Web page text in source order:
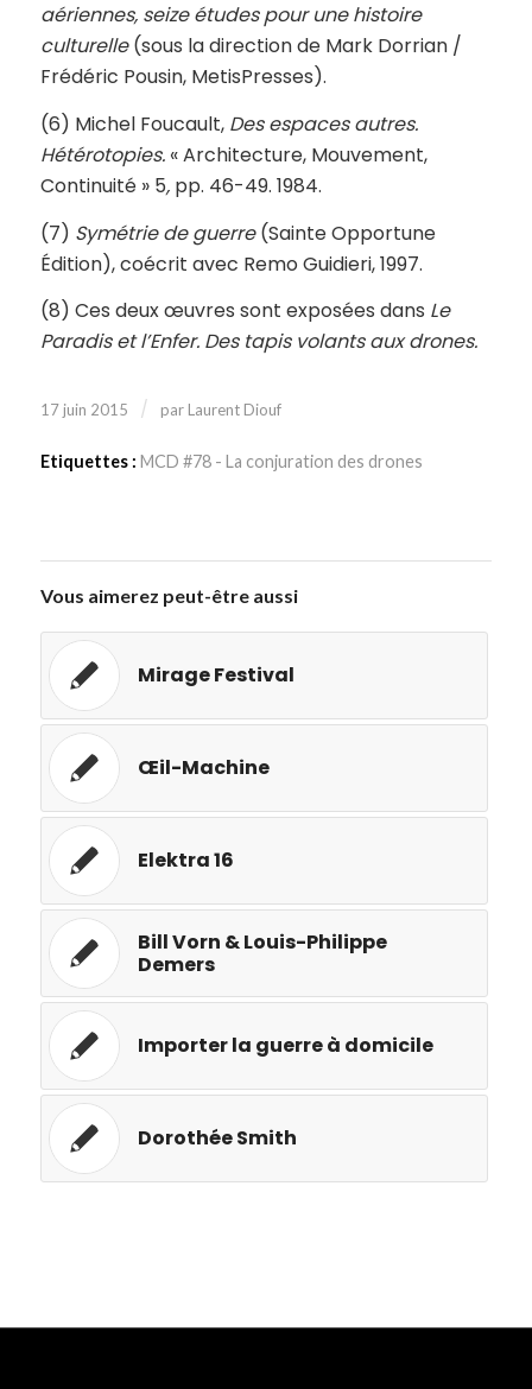
aériennes, seize études pour une histoire
culturelle(sous la direction de Mark Dorrian /
Frédéric Pousin, MetisPresses).
(6) Michel Foucault, Des espaces autres.
Hétérotopies.« Architecture, Mouvement,
Continuité » 5, pp. 46-49. 1984.
(7) Symétrie de guerre(Sainte Opportune
Édition), coécrit avec Remo Guidieri, 1997.
(8) Ces deux œuvres sont exposées dans Le
Paradis et l’Enfer. Des tapis volants aux drones.
17 juin 2015 / par Laurent Diouf
Etiquettes : MCD #78 - La conjuration des drones
Vous aimerez peut-être aussi
Mirage Festival
Œil-Machine
Elektra 16
Bill Vorn & Louis-Philippe
Demers
Importer la guerre à domicile
Dorothée Smith